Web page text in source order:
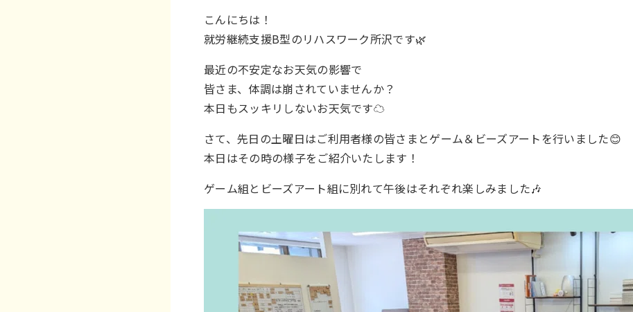
こんにちは！
就労継続支援B型のリハスワーク所沢です🌿
最近の不安定なお天気の影響で
皆さま、体調は崩されていませんか？
本日もスッキリしないお天気です☁️
さて、先日の土曜日はご利用者様の皆さまとゲーム＆ビーズアートを行いました😊
本日はその時の様子をご紹介いたします！
ゲーム組とビーズアート組に別れて午後はそれぞれ楽しみました🎶